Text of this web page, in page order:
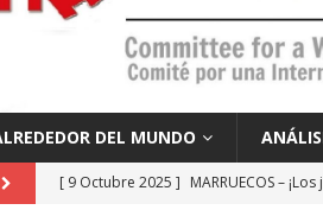
DEL MUNDO
[ 9 Octubre 2025 ] MARRUECOS –